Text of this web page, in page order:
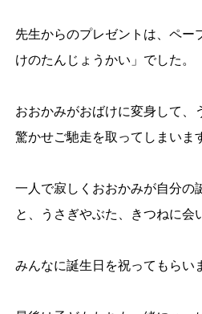
先生からのプレゼントは、ペー
けのたんじょうかい」でした。
おおかみがおばけに変身して、
驚かせご馳走を取ってしまいま
一人で寂しくおおかみが自分の
と、うさぎやぶた、きつねに会
みんなに誕生日を祝ってもらい